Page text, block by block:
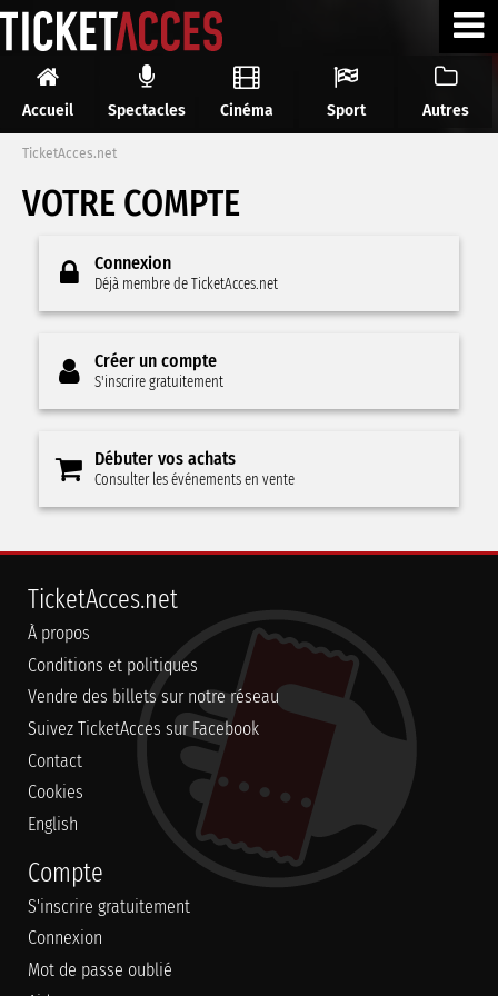
Accueil Spectacles Cinéma Sport Autres
TicketAcces.net
VOTRE COMPTE
Connexion
Déjà membre de TicketAcces.net
Créer un compte
S'inscrire gratuitement
Débuter vos achats
Consulter les événements en vente
TicketAcces.net
À propos
Conditions et politiques
Vendre des billets sur notre réseau
Suivez TicketAcces sur Facebook
Contact
Cookies
English
Compte
S'inscrire gratuitement
Connexion
Mot de passe oublié